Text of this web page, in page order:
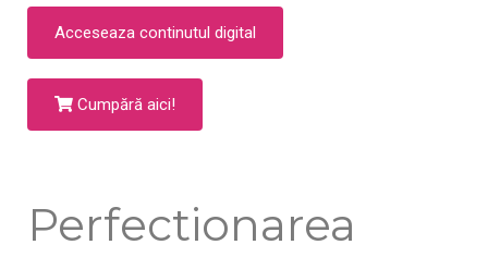
Acceseaza continutul digital
Cumpără aici!
Perfectionarea